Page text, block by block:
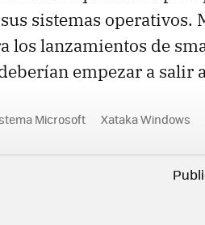
sistemas operativos.
los lanzamientos de
empezar a salir
Microsoft Xataka Windows